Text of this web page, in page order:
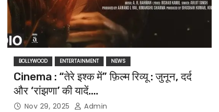
BOLLYWOOD ENTERTAINMENT NEWS
Cinema : “तेरे इश्क में” फ़िल्म रिव्यू : जुनून, दर्द
और ‘रांझणा’ की यादें….
Nov 29, 2025 Admin